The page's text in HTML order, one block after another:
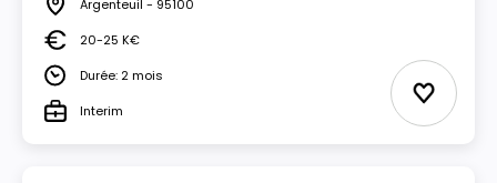
Lieu Argenteuil - 95100
Salaire20-25 K€
DuréeDurée: 2 mois
TypeInterim Ajouter